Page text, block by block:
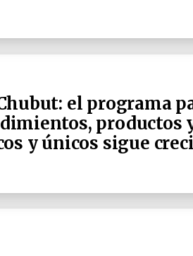
el programa
productos
y únicos sigue